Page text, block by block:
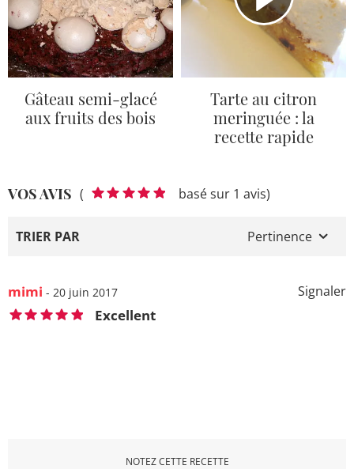
Gâteau semi-glacé
aux fruits des bois
Tarte au citron
meringuée : la
recette rapide
VOS AVIS ( basé sur 1 avis)
TRIER PAR Pertinence
Signaler
mimi - 20 juin 2017
Excellent
NOTEZ CETTE RECETTE